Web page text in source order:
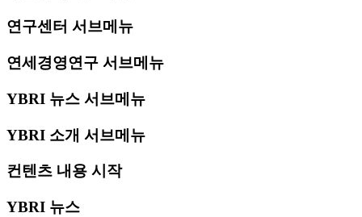
연구센터 서브메뉴
연세경영연구 서브메뉴
YBRI 뉴스 서브메뉴
YBRI 소개 서브메뉴
컨텐츠 내용 시작
YBRI 뉴스